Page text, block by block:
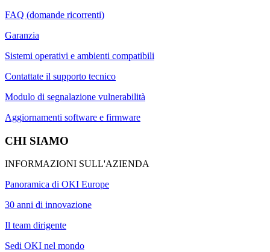
FAQ (domande ricorrenti)
Garanzia
Sistemi operativi e ambienti compatibili
Contattate il supporto tecnico
Modulo di segnalazione vulnerabilità
Aggiornamenti software e firmware
CHI SIAMO
INFORMAZIONI SULL'AZIENDA
Panoramica di OKI Europe
30 anni di innovazione
Il team dirigente
Sedi OKI nel mondo